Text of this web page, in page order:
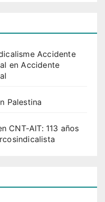
Accidente
en Accidente
Palestina
CNT-AIT: 113 años